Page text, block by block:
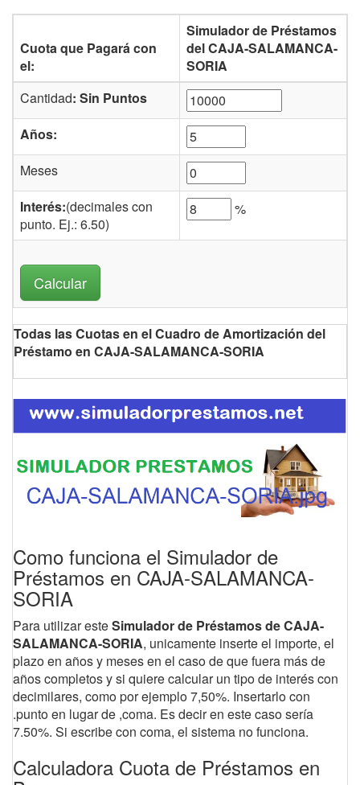
Cuota que Pagará con
el:
Simulador de Préstamos
del CAJA-SALAMANCA-
SORIA
Cantidad: Sin Puntos
Años:
Meses
Interés:(decimales con
punto. Ej.: 6.50)
%
Todas las Cuotas en el Cuadro de Amortización del
Préstamo en CAJA-SALAMANCA-SORIA
Como funciona el Simulador de
Préstamos en CAJA-SALAMANCA-
SORIA
Para utilizar esteSimulador de Préstamos de CAJA-
SALAMANCA-SORIA, unicamente inserte el importe, el
plazo en años y meses en el caso de que fuera más de
años completos y si quiere calcular un tipo de interés con
decimilares, como por ejemplo 7,50%. Insertarlo con
.punto en lugar de ,coma. Es decir en este caso sería
7.50%. Si escribe con coma, el sistema no funciona.
Calculadora Cuota de Préstamos en